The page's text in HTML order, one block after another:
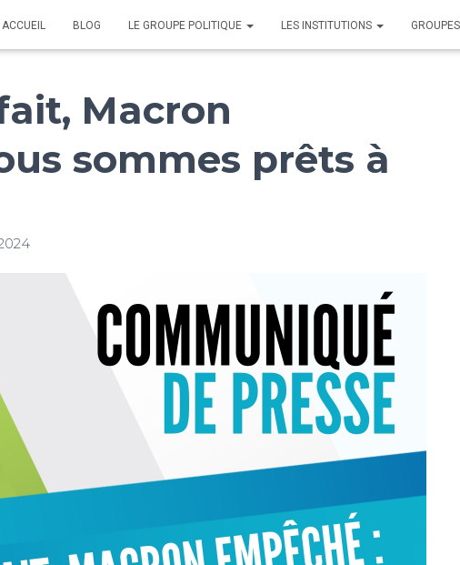
ACCUEIL BLOG LE GROUPE POLITIQUE LES INSTITUTIONS
Macron
sommes prêts à